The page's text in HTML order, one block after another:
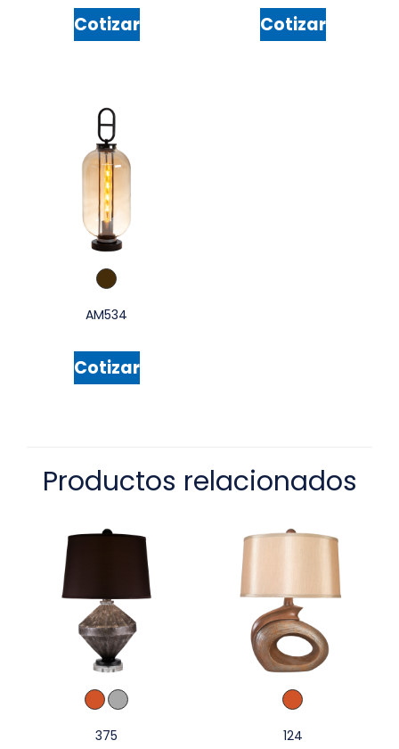
Cotizar Cotizar
AM534
Cotizar
Productos relacionados
375 124